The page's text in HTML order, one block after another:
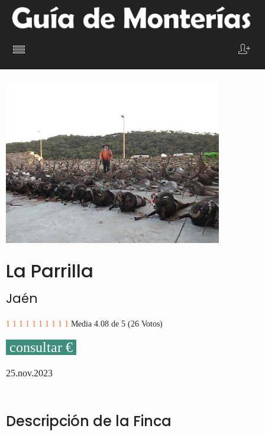
La Parrilla
Jaén
1 1 1 1 1 1 1 1 1 1 Media 4.08 de 5 (26 Votos)
consultar €
25.nov.2023
Descripción de la Finca